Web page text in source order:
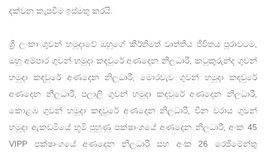
දක්වන කැපවීම ඉස්මතු කරයි.
ශ්‍රී ලංකා ගුවන් හමුදාවේ ඔහුගේ කීර්තිමත් වෘත්තීය ජීවිතය පුරාවටම,
ඔහු අම්පාර ගුවන් හමුදා කඳවුරේ අණදෙන නිලධාරී, කටුකුරුන්ද ගුවන්
හමුදා කඳවුරේ අණදෙන නිලධාරී, මොරවැව ගුවන් හමුදා කඳවුරේ
අණදෙන නිලධාරී, පලාලි ගුවන් හමුදා කඳවුරේ අණදෙන නිලධාරී,
කොළඹ ගුවන් හමුදා කඳවුරේ අණදෙන නිලධාරී, චීන වරාය ගුවන්
හමුදා ඇකඩමියේ භූමි පුහුණු පක්ෂාංගයේ අණදෙන නිලධාරී, අංක 45
VIPP පක්ෂාංගයේ අණදෙන නිලධාරී සහ අංක 26 රෙජිමේන්තු